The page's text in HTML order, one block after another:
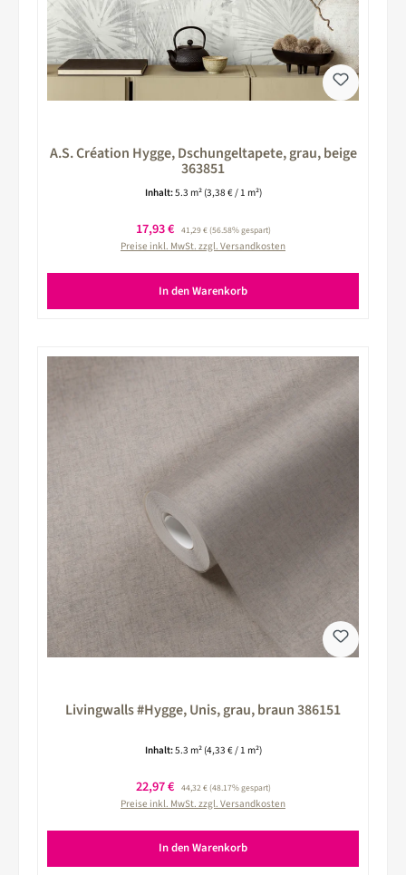
A.S. Création Hygge, Dschungeltapete, grau, beige
363851
Inhalt:5.3 m² (3,38 € / 1 m²)
Verkaufspreis:
17,93 € Regulärer Preis:
41,29 €(56.58% gespart)
Preise inkl. MwSt. zzgl. Versandkosten
In den Warenkorb
Livingwalls #Hygge, Unis, grau, braun 386151
Inhalt:5.3 m² (4,33 € / 1 m²)
Verkaufspreis:
22,97 € Regulärer Preis:
44,32 €(48.17% gespart)
Preise inkl. MwSt. zzgl. Versandkosten
In den Warenkorb